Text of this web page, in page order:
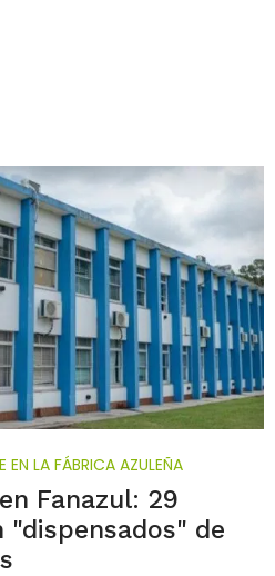
EN LA FÁBRICA AZULEÑA
Fanazul: 29
de